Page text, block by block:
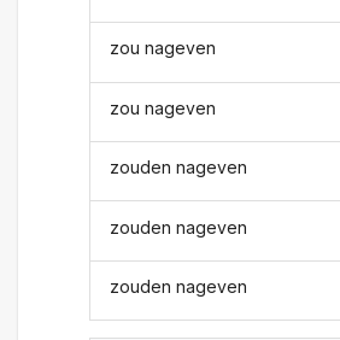
zou nageven
zou nageven
zouden nageven
zouden nageven
zouden nageven